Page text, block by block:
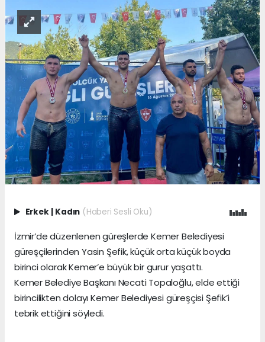
Erkek | Kadın (Haberi Sesli Oku)
İzmir’de düzenlenen güreşlerde Kemer Belediyesi
güreşçilerinden Yasin Şefik, küçük orta küçük boyda
birinci olarak Kemer’e büyük bir gurur yaşattı.
Kemer Belediye Başkanı Necati Topaloğlu, elde ettiği
birincilikten dolayı Kemer Belediyesi güreşçisi Şefik’i
tebrik ettiğini söyledi.